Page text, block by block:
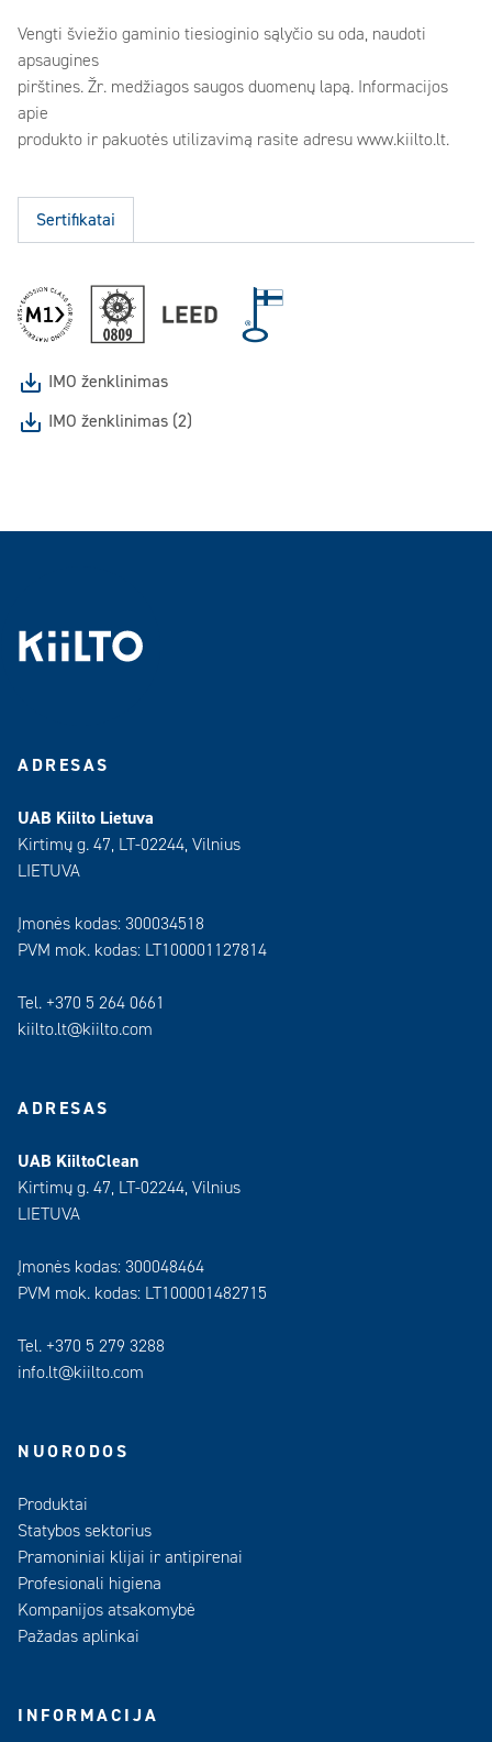
Vengti šviežio gaminio tiesioginio sąlyčio su oda, naudoti
apsaugines
pirštines. Žr. medžiagos saugos duomenų lapą. Informacijos
apie
produkto ir pakuotės utilizavimą rasite adresu www.kiilto.lt.
Sertifikatai
IMO ženklinimas
IMO ženklinimas (2)
ADRESAS
UAB Kiilto Lietuva
Kirtimų g. 47, LT-02244, Vilnius
LIETUVA
Įmonės kodas: 300034518
PVM mok. kodas: LT100001127814
Tel. +370 5 264 0661
kiilto.lt@kiilto.com
ADRESAS
UAB KiiltoClean
Kirtimų g. 47, LT-02244, Vilnius
LIETUVA
Įmonės kodas: 300048464
PVM mok. kodas: LT100001482715
Tel. +370 5 279 3288
info.lt@kiilto.com
NUORODOS
Produktai
Statybos sektorius
Pramoniniai klijai ir antipirenai
Profesionali higiena
Kompanijos atsakomybė
Pažadas aplinkai
INFORMACIJA